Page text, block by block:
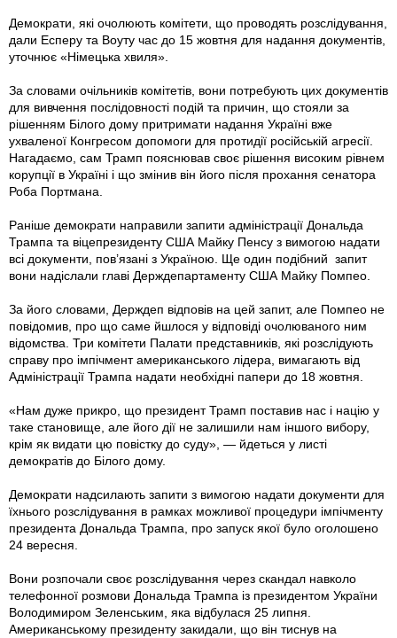
Демократи, які очолюють комітети, що проводять розслідування,
дали Есперу та Воуту час до 15 жовтня для надання документів,
уточнює «Німецька хвиля».
За словами очільників комітетів, вони потребують цих документів
для вивчення послідовності подій та причин, що стояли за
рішенням Білого дому притримати надання Україні вже
ухваленої Конгресом допомоги для протидії російській агресії.
Нагадаємо, сам Трамп пояснював своє рішення високим рівнем
корупції в Україні і що змінив він його після прохання сенатора
Роба Портмана.
Раніше демократи направили запити адміністрації Дональда
Трампа та віцепрезиденту США Майку Пенсу з вимогою надати
всі документи, пов’язані з Україною. Ще один подібний запит
вони надіслали главі Держдепартаменту США Майку Помпео.
За його словами, Держдеп відповів на цей запит, але Помпео не
повідомив, про що саме йшлося у відповіді очолюваного ним
відомства. Три комітети Палати представників, які розслідують
справу про імпічмент американського лідера, вимагають від
Адміністрації Трампа надати необхідні папери до 18 жовтня.
«Нам дуже прикро, що президент Трамп поставив нас і націю у
таке становище, але його дії не залишили нам іншого вибору,
крім як видати цю повістку до суду», — йдеться у листі
демократів до Білого дому.
Демократи надсилають запити з вимогою надати документи для
їхнього розслідування в рамках можливої процедури імпічменту
президента Дональда Трампа, про запуск якої було оголошено
24 вересня.
Вони розпочали своє розслідування через скандал навколо
телефонної розмови Дональда Трампа із президентом України
Володимиром Зеленським, яка відбулася 25 липня.
Американському президенту закидали, що він тиснув на